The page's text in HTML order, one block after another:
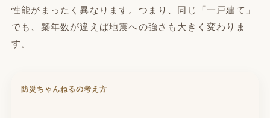
性能がまったく異なります。つまり、同じ「一戸建て」
でも、築年数が違えば地震への強さも大きく変わりま
す。
防災ちゃんねるの考え方